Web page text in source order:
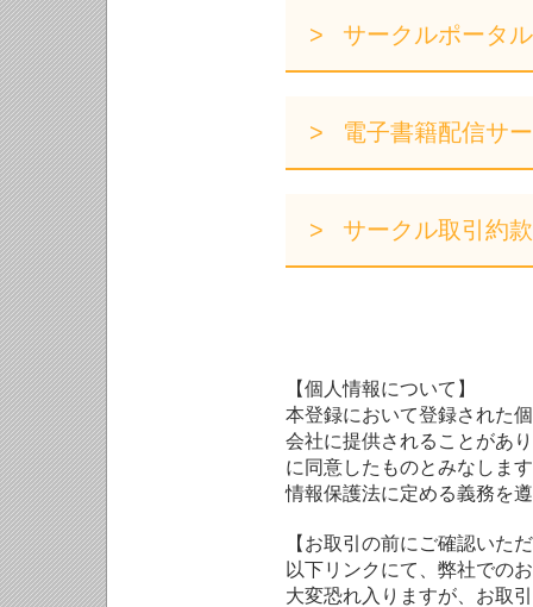
サークルポータ
電子書籍配信サ
サークル取引約款
【個人情報について】
本登録において登録された
会社に提供されることがあ
に同意したものとみなしま
情報保護法に定める義務を
【お取引の前にご確認いた
以下リンクにて、弊社での
大変恐れ入りますが、お取